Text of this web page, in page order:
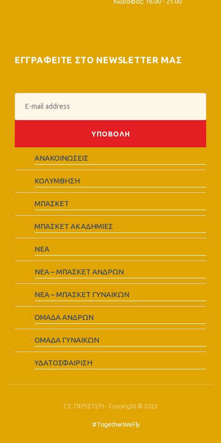
ΕΓΓΡΑΦΕΙΤΕ ΣΤΟ NEWSLETTER ΜΑΣ
ΑΝΑΚΟΙΝΩΣΕΙΣ
ΚΟΛΥΜΒΗΣΗ
ΜΠΑΣΚΕΤ
ΜΠΑΣΚΕΤ ΑΚΑΔΗΜΙΕΣ
ΝΕΑ
ΝΕΑ – ΜΠΑΣΚΕΤ ΑΝΔΡΩΝ
ΝΕΑ – ΜΠΑΣΚΕΤ ΓΥΝΑΙΚΩΝ
ΟΜΑΔΑ ΑΝΔΡΩΝ
ΟΜΑΔΑ ΓΥΝΑΙΚΩΝ
ΥΔΑΤΟΣΦΑΙΡΙΣΗ
Γ.Σ. ΠΕΡΙΣΤΕΡΙ - Copyright © 2023
#TogetherWeFly